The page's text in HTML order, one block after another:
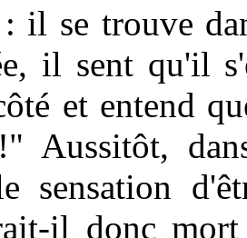
il se trouve
il sent qu'il
et entend
Aussitôt,
sensation
il donc